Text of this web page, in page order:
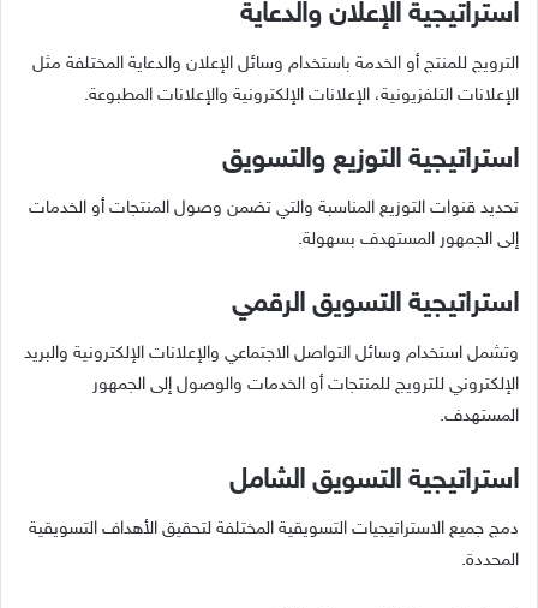
استراتيجية الإعلان والدعاية
الترويج للمنتج أو الخدمة باستخدام وسائل الإعلان والدعاية المختلفة مثل
الإعلانات التلفزيونية، الإعلانات الإلكترونية والإعلانات المطبوعة.
استراتيجية التوزيع والتسويق
تحديد قنوات التوزيع المناسبة والتي تضمن وصول المنتجات أو الخدمات
إلى الجمهور المستهدف بسهولة.
استراتيجية التسويق الرقمي
وتشمل استخدام وسائل التواصل الاجتماعي والإعلانات الإلكترونية والبريد
الإلكتروني للترويج للمنتجات أو الخدمات والوصول إلى الجمهور
المستهدف.
استراتيجية التسويق الشامل
دمج جميع الاستراتيجيات التسويقية المختلفة لتحقيق الأهداف التسويقية
المحددة.